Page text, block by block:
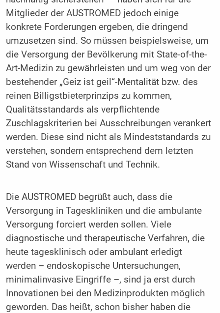
Mitglieder der AUSTROMED jedoch einige
konkrete Forderungen ergeben, die dringend
umzusetzen sind. So müssen beispielsweise, um
die Versorgung der Bevölkerung mit State-of-the-
Art-Medizin zu gewährleisten und um weg von der
bestehender „Geiz ist geil“-Mentalität bzw. des
reinen Billigstbieterprinzips zu kommen,
Qualitätsstandards als verpflichtende
Zuschlagskriterien bei Ausschreibungen verankert
werden. Diese sind nicht als Mindeststandards zu
verstehen, sondern entsprechend dem letzten
Stand von Wissenschaft und Technik.
Die AUSTROMED begrüßt auch, dass die
Versorgung in Tageskliniken und die ambulante
Versorgung forciert werden sollen. Viele
diagnostische und therapeutische Verfahren, die
heute tagesklinisch oder ambulant erledigt
werden – endoskopische Untersuchungen,
minimalinvasive Eingriffe –, sind ja erst durch
Innovationen bei den Medizinprodukten möglich
geworden. Das heißt, schon bisher haben die